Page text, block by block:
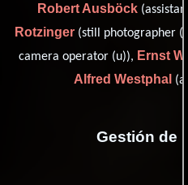
Robert Ausböck
Rotzinger(still photographer
camera operator (u)), Ernst
Alfred Westphal
Gestión de